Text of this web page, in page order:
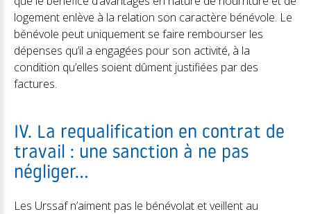
logement enlève à la relation son caractère bénévole. Le
bénévole peut uniquement se faire rembourser les
dépenses qu’il a engagées pour son activité, à la
condition qu’elles soient dûment justifiées par des
factures.
IV. La requalification en contrat de
travail : une sanction à ne pas
négliger…
Les Urssaf n’aiment pas le bénévolat et veillent au